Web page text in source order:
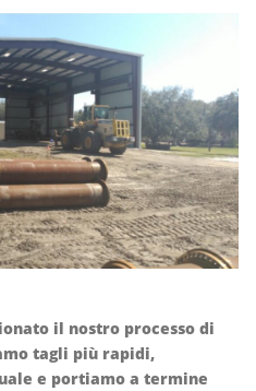
il nostro processo di
tagli più rapidi,
e portiamo a termine